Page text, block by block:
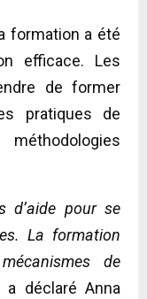
formation a été
efficace. Les
de former
pratiques de
d’aide pour se
La formation
de
a déclaré Anna